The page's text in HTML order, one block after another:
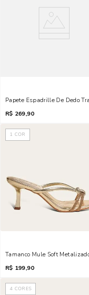
Papete Espadrille De Dedo
R$ 269,90
1 COR
Tamanco Mule Soft
R$ 199,90
4 CORES